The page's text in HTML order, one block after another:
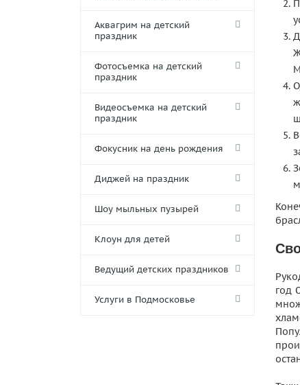
Аквагрим на детский
праздник
Фотосъемка на детский
праздник
Видеосъемка на детский
праздник
Фокусник на день рождения
Диджей на праздник
Шоу мыльных пузырей
Клоун для детей
Ведущий детских праздников
Услуги в Подмосковье
год